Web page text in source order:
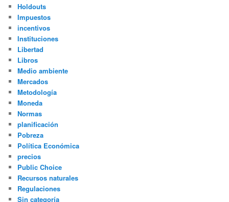
Holdouts
Impuestos
incentivos
Instituciones
Libertad
Libros
Medio ambiente
Mercados
Metodología
Moneda
Normas
planificación
Pobreza
Política Económica
precios
Public Choice
Recursos naturales
Regulaciones
Sin categoría